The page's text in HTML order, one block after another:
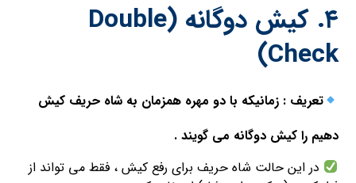
۴. کیش دوگانه (Double
Check)
تعریف : زمانیکه با دو مهره همزمان به شاه حریف کیش
دهیم را کیش دوگانه می گویند .
در این حالت شاه حریف برای رفع کیش ، فقط می تواند از